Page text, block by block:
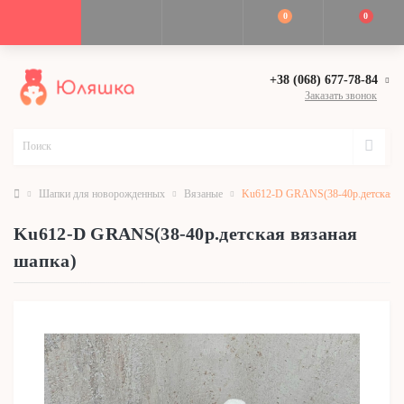
0 0
+38 (068) 677-78-84
Заказать звонок
Шапки для новорожденных Вязаные Ku612-D GRANS(38-40р.детская
Ku612-D GRANS(38-40р.детская вязаная
шапка)